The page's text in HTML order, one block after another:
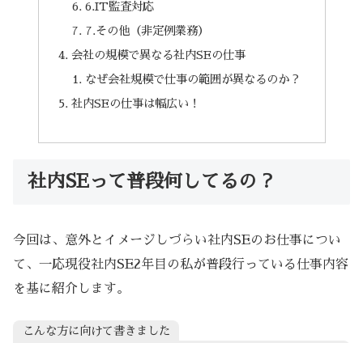
6.IT監査対応
7.その他（非定例業務）
会社の規模で異なる社内SEの仕事
なぜ会社規模で仕事の範囲が異なるのか？
社内SEの仕事は幅広い！
社内SEって普段何してるの？
今回は、意外とイメージしづらい社内SEのお仕事につい
て、一応現役社内SE2年目の私が普段行っている仕事内容
を基に紹介します。
こんな方に向けて書きました